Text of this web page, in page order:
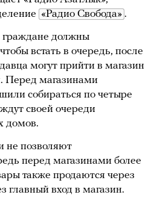
«Радио Свобода» .
должны
встать в очередь, после
могут прийти в магазин
Перед магазинами
собираться по четыре
своей очереди
домов.
не позволяют
перед магазинами более
также продаются через
главный вход в магазин.